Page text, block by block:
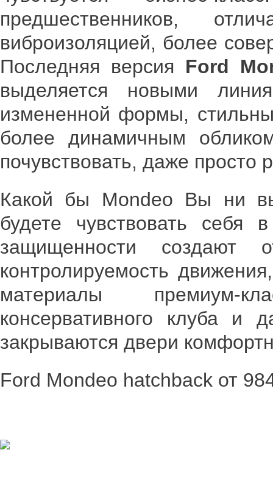
предшественников,
виброизоляцией, более
Последняя версия Ford
выделяется новыми
измененной формы,
более динамичным
почувствовать, даже просто
Какой бы Mondeo Вы ни
будете чувствовать себя
защищенности создают
контролируемость
материалы премиум-
консервативного клуба и
закрываются двери
Ford Mondeo hatchback от